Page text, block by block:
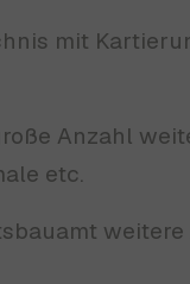
mit
Anzahl
etc.